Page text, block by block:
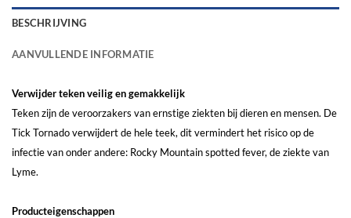
BESCHRIJVING
AANVULLENDE INFORMATIE
Verwijder teken veilig en gemakkelijk
Teken zijn de veroorzakers van ernstige ziekten bij dieren en mensen. De
Tick Tornado verwijdert de hele teek, dit vermindert het risico op de
infectie van onder andere: Rocky Mountain spotted fever, de ziekte van
Lyme.
Producteigenschappen